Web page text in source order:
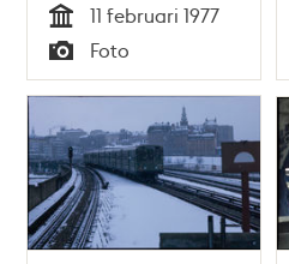
Tid
11 februari 1977
Typ
Foto